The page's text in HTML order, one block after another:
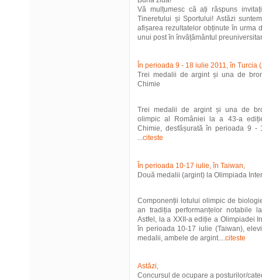
Vă mulțumesc că ați răspuns
Tineretului și Sportului! Astăzi
afișarea rezultatelor obținute în urma
unui post în învățământul
În perioada 9 - 18 iulie 2011, în Turcia
Trei medalii de argint și una de
Chimie
Trei medalii de argint și una de
olimpic al României la a 43-a
Chimie, desfășurată în perioada 9 -
...citeste
În perioada 10-17 iulie, în Taiwan,
Două medalii (argint) la Olimpiada
Componenții lotului olimpic de
an tradiția performanțelor notabile
Astfel, la a XXII-a ediție a Olimpiadei
în perioada 10-17 iulie (Taiwan),
medalii, ambele de argint....citeste
Astăzi,
Concursul de ocupare a posturilor/